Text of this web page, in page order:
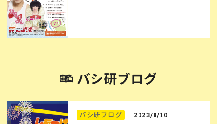
バシ研ブログ
バシ研ブログ 2023/8/10